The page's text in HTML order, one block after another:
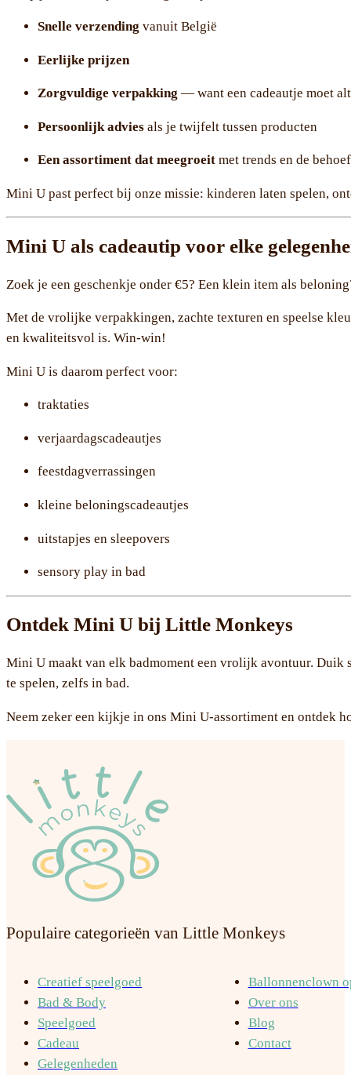
Snelle verzending vanuit België
Eerlijke prijzen
Zorgvuldige verpakking — want een cadeautje moet
Persoonlijk advies als je twijfelt tussen producten
Een assortiment dat meegroeit met trends en de
Mini U past perfect bij onze missie: kinderen laten spelen,
Mini U als cadeautip voor elke
Zoek je een geschenkje onder €5? Een klein item als
Met de vrolijke verpakkingen, zachte texturen en speelse
en kwaliteitsvol is. Win-win!
Mini U is daarom perfect voor:
traktaties
verjaardagscadeautjes
feestdagverrassingen
kleine beloningscadeautjes
uitstapjes en sleepovers
sensory play in bad
Ontdek Mini U bij Little Monkeys
Mini U maakt van elk badmoment een vrolijk avontuur.
te spelen, zelfs in bad.
Neem zeker een kijkje in ons Mini U-assortiment en ontdek
Populaire categorieën van Little Monkeys
Creatief speelgoed
Bad & Body
Speelgoed
Cadeau
Gelegenheden
Ballonnenclown
Over ons
Blog
Contact